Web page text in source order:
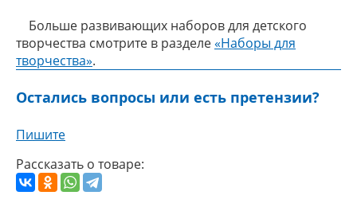
Больше развивающих наборов для детского
творчества смотрите в разделе«Наборы для
творчества».
Остались вопросы или есть претензии?
Пишите
Рассказать о товаре: